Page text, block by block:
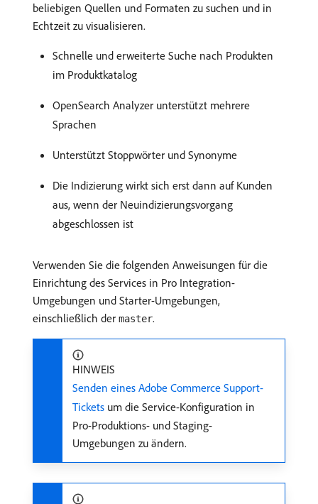
beliebigen Quellen und Formaten zu suchen und in
Echtzeit zu visualisieren.
Schnelle und erweiterte Suche nach Produkten
im Produktkatalog
OpenSearch Analyzer unterstützt mehrere
Sprachen
Unterstützt Stoppwörter und Synonyme
Die Indizierung wirkt sich erst dann auf Kunden
aus, wenn der Neuindizierungsvorgang
abgeschlossen ist
Verwenden Sie die folgenden Anweisungen für die
Einrichtung des Services in Pro Integration-
Umgebungen und Starter-Umgebungen,
einschließlich der master.
HINWEIS
Senden eines Adobe Commerce Support-
Tickets um die Service-Konfiguration in
Pro-Produktions- und Staging-
Umgebungen zu ändern.